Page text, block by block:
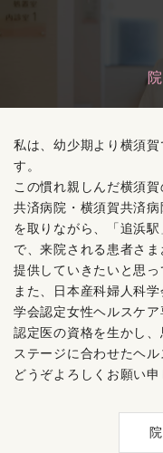
私は、幼少期より横須
す。
この慣れ親しんだ横須
共済病院・横須賀共済
を取りながら、「追浜
で、来院される患者さ
提供していきたいと思っ
また、日本産科婦人科
学会認定女性ヘルスケ
認定医の資格を生かし
ステージに合わせたヘ
どうぞよろしくお願い申